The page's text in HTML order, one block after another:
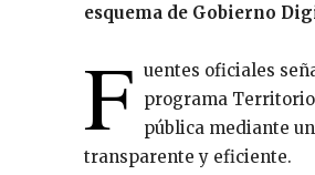
esquema de Gobierno
F uentes oficiales
programa
pública mediante
transparente y eficiente.